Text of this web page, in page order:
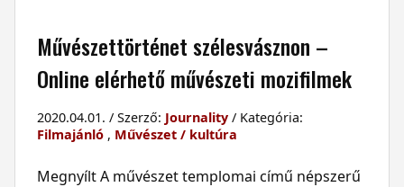
Művészettörténet szélesvásznon –
Online elérhető művészeti mozifilmek
2020.04.01. / Szerző: Journality/ Kategória:
Filmajánló, Művészet / kultúra
Megnyílt A művészet templomai című népszerű